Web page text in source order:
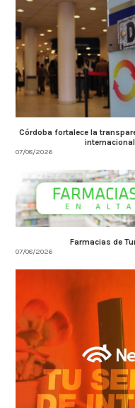
Córdoba fortalece la
07/08/2026
Farmacias de
07/08/2026